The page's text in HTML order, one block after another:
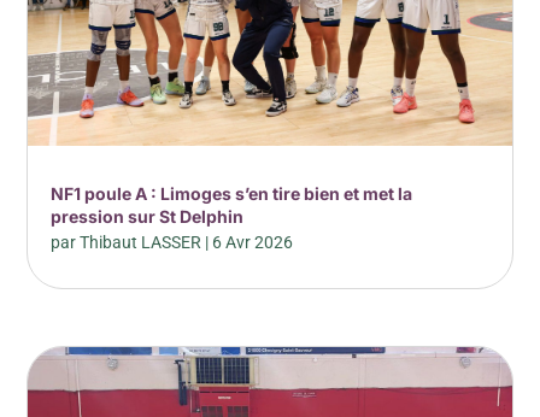
NF1 poule A : Limoges s’en tire bien et met la
pression sur St Delphin
parThibaut LASSER | 6 Avr 2026